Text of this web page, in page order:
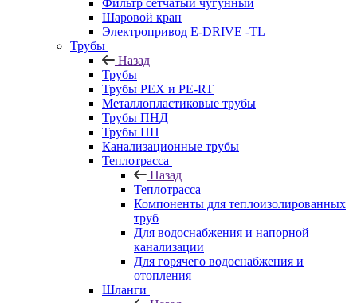
Фильтр сетчатый чугунный
Шаровой кран
Электропривод E-DRIVE -TL
Трубы
Назад
Трубы
Трубы PEX и PE-RT
Металлопластиковые трубы
Трубы ПНД
Трубы ПП
Канализационные трубы
Теплотрасса
Назад
Теплотрасса
Компоненты для теплоизолированных
труб
Для водоснабжения и напорной
канализации
Для горячего водоснабжения и
отопления
Шланги